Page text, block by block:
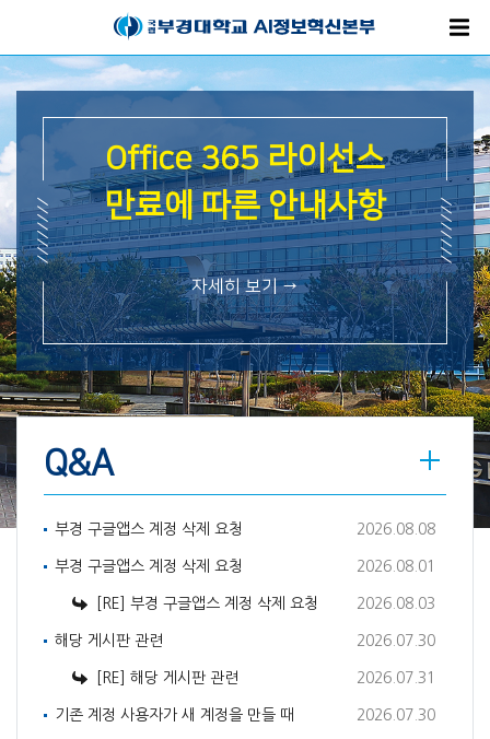
Office 365 라이선스
만료에 따른 안내사항
자세히 보기 →
Q&A
부경 구글앱스 계정 삭제 요청 2026.08.08
부경 구글앱스 계정 삭제 요청 2026.08.01
[RE] 부경 구글앱스 계정 삭제 요청 2026.08.03
해당 게시판 관련 2026.07.30
[RE] 해당 게시판 관련 2026.07.31
기존 계정 사용자가 새 계정을 만들 때 2026.07.30